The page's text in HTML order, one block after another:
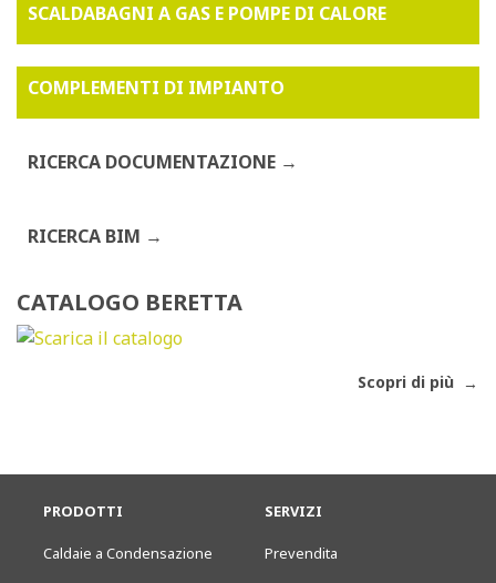
SCALDABAGNI A GAS E POMPE DI CALORE
COMPLEMENTI DI IMPIANTO
RICERCA DOCUMENTAZIONE
RICERCA BIM
CATALOGO BERETTA
Scopri di più
PRODOTTI
Caldaie a Condensazione
SERVIZI
Prevendita